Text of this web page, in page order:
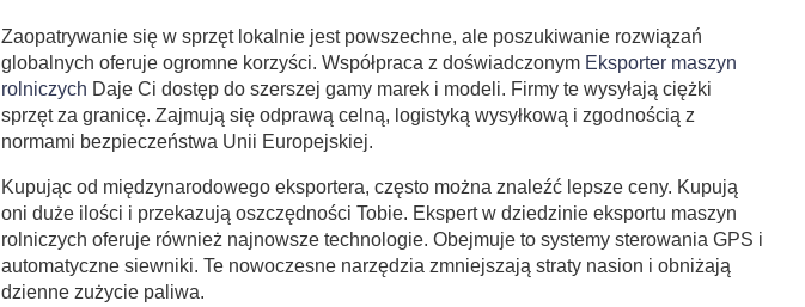
Zaopatrywanie się w sprzęt lokalnie jest powszechne, ale poszukiwanie rozwiązań
globalnych oferuje ogromne korzyści. Współpraca z doświadczonym Eksporter maszyn
rolniczych Daje Ci dostęp do szerszej gamy marek i modeli. Firmy te wysyłają ciężki
sprzęt za granicę. Zajmują się odprawą celną, logistyką wysyłkową i zgodnością z
normami bezpieczeństwa Unii Europejskiej.
Kupując od międzynarodowego eksportera, często można znaleźć lepsze ceny. Kupują
oni duże ilości i przekazują oszczędności Tobie. Ekspert w dziedzinie eksportu maszyn
rolniczych oferuje również najnowsze technologie. Obejmuje to systemy sterowania GPS i
automatyczne siewniki. Te nowoczesne narzędzia zmniejszają straty nasion i obniżają
dzienne zużycie paliwa.